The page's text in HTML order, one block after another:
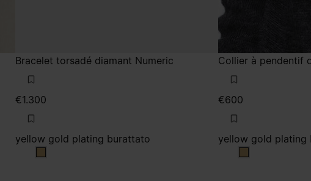
Bracelet torsadé diamant Numeric
€1.300
yellow gold plating burattato
yellow gold plating burattato
Collier à pendentif
€600
yellow gold plating
yellow gold